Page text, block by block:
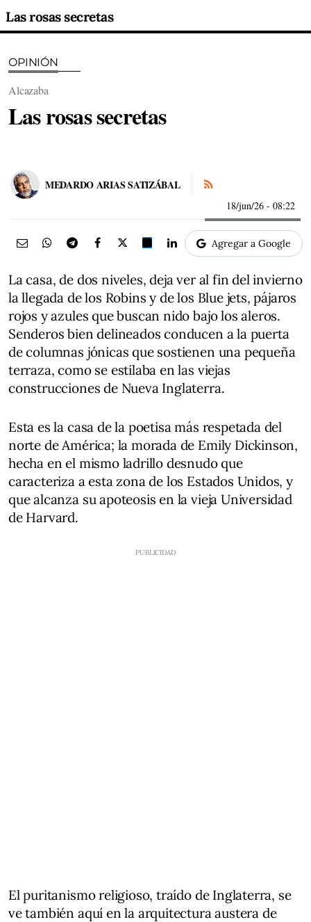
Las rosas secretas
OPINIÓN
Alcazaba
Las rosas secretas
MEDARDO ARIAS SATIZÁBAL
18/jun/26 - 08:22
Agregar a Google
La casa, de dos niveles, deja ver al fin del invierno
la llegada de los Robins y de los Blue jets, pájaros
rojos y azules que buscan nido bajo los aleros.
Senderos bien delineados conducen a la puerta
de columnas jónicas que sostienen una pequeña
terraza, como se estilaba en las viejas
construcciones de Nueva Inglaterra.
Esta es la casa de la poetisa más respetada del
norte de América; la morada de Emily Dickinson,
hecha en el mismo ladrillo desnudo que
caracteriza a esta zona de los Estados Unidos, y
que alcanza su apoteosis en la vieja Universidad
de Harvard.
El puritanismo religioso, traído de Inglaterra, se
ve también aquí en la arquitectura austera de